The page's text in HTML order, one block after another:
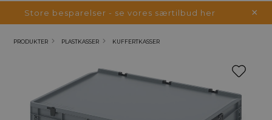
Store besparelser - se vores særtilbud her
PRODUKTER PLASTKASSER KUFFERTKASSER